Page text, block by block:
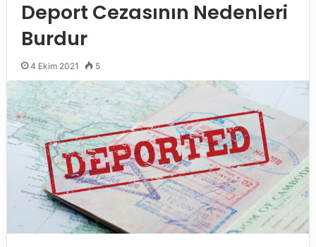
Deport Cezasının Nedenleri
Burdur
4 Ekim 2021 5